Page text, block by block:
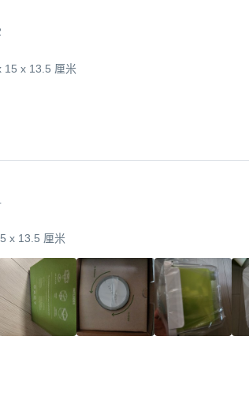
15 x 13.5 厘米
x 13.5 厘米